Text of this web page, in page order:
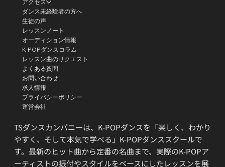
TSダンスカンパニーは、K-POPダンスを「楽しく、わかり
やすく、そして本気で学べる」K-POPダンススクールで
す。最新のヒット曲から定番の名曲まで、実際のK-POPア
ーティストの振付やスタイルをベースにしたレッスンを展
アクセス
ダンス未経験者の方へ
生徒の声
レッスンノート
オーディション情報
K-POPダンスコラム
レッスン曲のリクエスト
よくある質問
お問い合わせ
求人情報
プライバシーポリシー
運営会社